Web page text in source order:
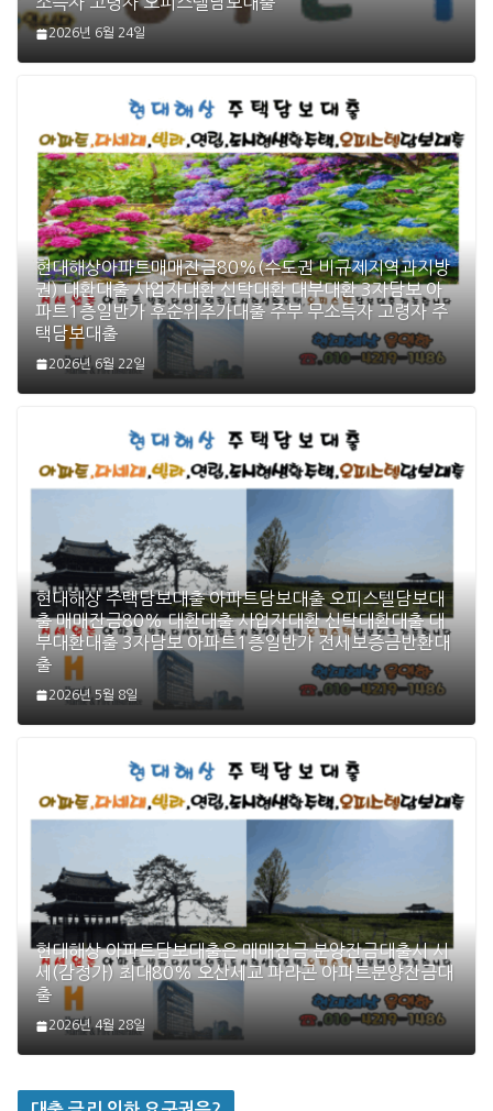
2026년 6월 24일
현대해상아파트매매잔금80%(수도권 비규제지역과지방
권) 대환대출 사업자대환 신탁대환 대부대환 3자담보 아
파트1층일반가 후순위추가대출 주부 무소득자 고령자 주
택담보대출
2026년 6월 22일
현대해상 주택담보대출 아파트담보대출 오피스텔담보대
출 매매잔금80% 대환대출 사업자대환 신탁대환대출 대
부대환대출 3자담보 아파트1층일반가 전세보증금반환대
출
2026년 5월 8일
현대해상 아파트담보대출은 매매잔금 분양잔금대출시 시
세(감정가) 최대80% 오산세교 파라곤 아파트분양잔금대
출
2026년 4월 28일